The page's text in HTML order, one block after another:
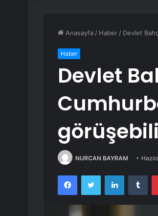
Anasayfa / Haber / Devlet
Haber
Devlet
NURCAN BAYRAM
FacebookTwitter LinkedIn